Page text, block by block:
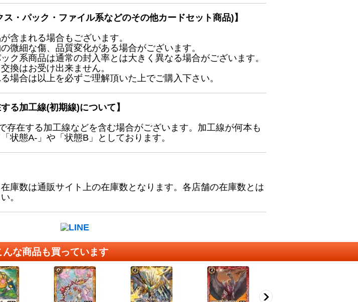
ス・パック・ファイル系などのその他カードセット商品)】
含まれる場合もございます。
微細な傷、品質変化がある場合がございます。
ク系商品は通常の封入率とは大きく異なる場合がございます。
換はお受け出来ません。
場合は以上を必ずご理解頂いた上でご購入下さい。
る加工線(初期線)について】
存在する加工線などを含む場合がございます。加工線が何本も
状態A-」や「状態B」としております。
庫数は通販サイト上の在庫数となります。各店舗の在庫数とは
。
な商品も買っています